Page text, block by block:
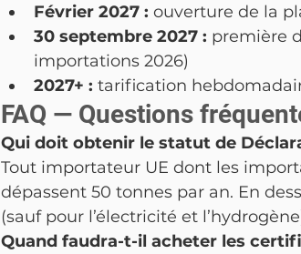
Février 2027 : ouverture de la
30 septembre 2027 : première
importations 2026)
2027+ : tarification
FAQ — Questions
Qui doit obtenir le statut de
Tout importateur UE dont les
dépassent 50 tonnes par an. En
(sauf pour l’électricité et
Quand faudra-t-il acheter les